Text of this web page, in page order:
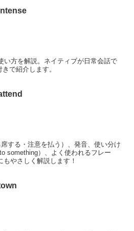
い方を解説。ネイティブが日常会話で
で紹介します。
する・注意を払う）、発音、使い分け
something）、よく使われるフレー
やさしく解説します！